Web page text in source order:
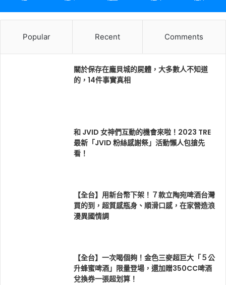
Popular Recent Comments
關於保存在龐貝城的屍體，大多數人不知道
的，14件事實真相
和 JVID 女神們互動的機會來啦！2023 TRE
最新「JVID 粉絲感謝祭」活動懶人包搶先
看！
【全台】用新台幣下架！７款立陶宛啤酒台灣
買的到，超質感瓶身、順滑口感，在家營造浪
漫異國情調
【全台】一次喝個夠！金色三麥超巨大「５公
升蜂蜜啤酒」限量登場，還加贈350CC啤酒
兌換券一張超划算！